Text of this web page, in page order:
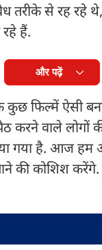
तरीके से रह रहे
हैं.
और पढ़ें
फिल्में ऐसी
वाले लोगों
गया है. आज हम
की कोशिश करेंगे.